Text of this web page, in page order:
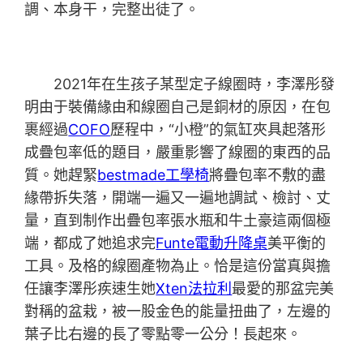
調、本身干，完整出徒了。
2021年在生孩子某型定子線圈時，李澤彤發
明由于裝備緣由和線圈自己是銅材的原因，在包
裹經過COFO歷程中，“小橙”的氣缸夾具起落形
成疊包率低的題目，嚴重影響了線圈的東西的品
質。她趕緊bestmade工學椅將疊包率不敷的盡
緣帶拆失落，開端一遍又一遍地調試、檢討、丈
量，直到制作出疊包率張水瓶和牛土豪這兩個極
端，都成了她追求完Funte電動升降桌美平衡的
工具。及格的線圈產物為止。恰是這份當真與擔
任讓李澤彤疾速生她Xten法拉利最愛的那盆完美
對稱的盆栽，被一股金色的能量扭曲了，左邊的
葉子比右邊的長了零點零一公分！長起來。